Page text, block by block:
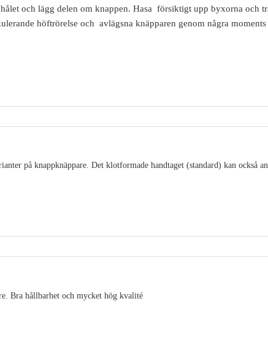
och lägg delen om knappen. Hasa försiktigt upp byxorna och
höftrörelse och avlägsna knäpparen genom några
på knappknäppare. Det klotformade handtaget (standard) kan också
Bra hållbarhet och mycket hög kvalité